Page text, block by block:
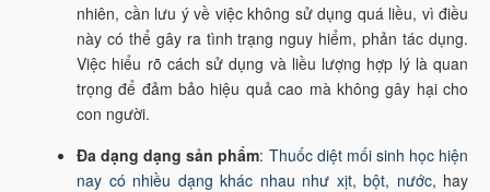
nhiên, cần lưu ý về việc không sử dụng quá liều, vì điều
này có thể gây ra tình trạng nguy hiểm, phản tác dụng.
Việc hiểu rõ cách sử dụng và liều lượng hợp lý là quan
trọng để đảm bảo hiệu quả cao mà không gây hại cho
con người.
Đa dạng dạng sản phẩm: Thuốc diệt mối sinh học hiện
nay có nhiều dạng khác nhau như xịt, bột, nước, hay